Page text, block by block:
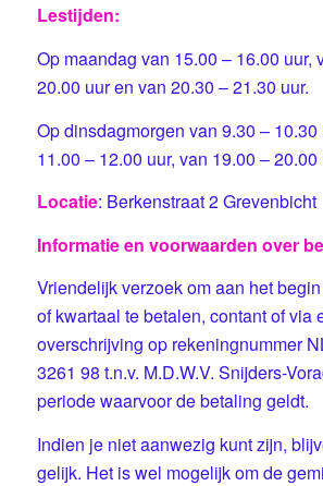
Lestijden:
Op maandag van 15.00 – 16.00 uur,
20.00 uur en van 20.30 – 21.30 uur.
Op dinsdagmorgen van 9.30 – 10.30
11.00 – 12.00 uur, van 19.00 – 20.00
Locatie: Berkenstraat 2 Grevenbicht
Informatie en voorwaarden over
Vriendelijk verzoek om aan het
of kwartaal te betalen, contant of via
overschrijving op rekeningnummer
3261 98 t.n.v. M.D.W.V. Snijders-
periode waarvoor de betaling geldt.
Indien je niet aanwezig kunt zijn,
gelijk. Het is wel mogelijk om de